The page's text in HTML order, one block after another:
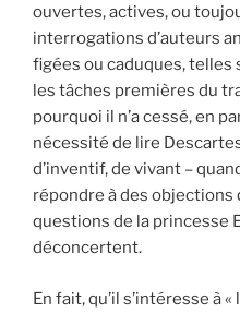
ouvertes, actives, ou
interrogations d’auteurs
figées ou caduques, telles
les tâches premières du
pourquoi il n’a cessé, en
nécessité de lire
d’inventif, de vivant –
répondre à des objections
questions de la princesse
déconcertent.
En fait, qu’il s’intéresse à